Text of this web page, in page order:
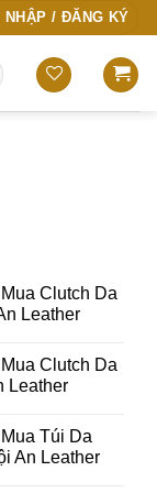
NHẬP / ĐĂNG KÝ
Clutch Da
Leather
Clutch Da
Leather
Túi Da
An Leather